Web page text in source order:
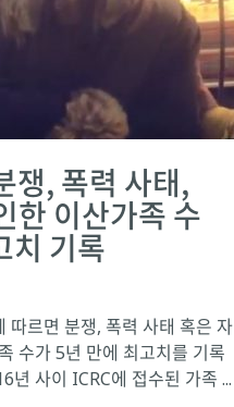
쟁, 폭력 사태,
한 이산가족 수
치 기록
따르면 분쟁, 폭력 사태 혹은 자
수가 5년 만에 최고치를 기록
년 사이 ICRC에 접수된 가족 ...